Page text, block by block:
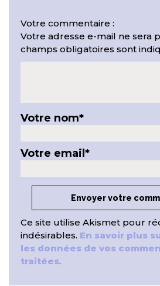
Votre commentaire :
Votre adresse e-mail ne sera
champs obligatoires sont
Votre nom*
Votre email *
Ce site utilise Akismet pour
indésirables. En savoir plus
les données de vos
traitées.